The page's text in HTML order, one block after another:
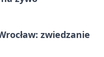
zwiedzanie